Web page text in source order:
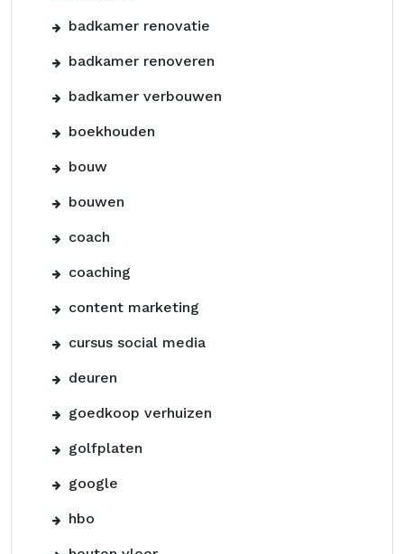
badkamer renovatie
badkamer renoveren
badkamer verbouwen
boekhouden
bouw
bouwen
coach
coaching
content marketing
cursus social media
deuren
goedkoop verhuizen
golfplaten
google
hbo